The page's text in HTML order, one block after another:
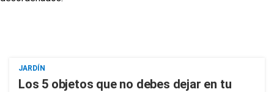
JARDÍN
Los 5 objetos que no debes dejar en tu